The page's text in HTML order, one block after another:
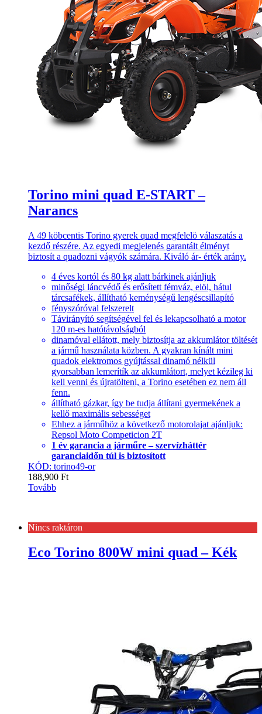
Torino mini quad E-START –
Narancs
A 49 köbcentis Torino gyerek quad megfelelö válaszatás a
kezdő részére. Az egyedi megjelenés garantált élményt
biztosít a quadozni vágyók számára. Kiváló ár- érték arány.
4 éves kortól és 80 kg alatt bárkinek ajánljuk
minőségi láncvédő és erősített fémváz, elöl, hátul
tárcsafékek, állítható keménységű lengéscsillapító
fényszóróval felszerelt
Távirányító segítségével fel és lekapcsolható a motor
120 m-es hatótávolságból
dinamóval ellátott, mely biztosítja az akkumlátor töltését
a jármű használata közben. A gyakran kínált mini
quadok elektromos gyújtással dinamó nélkül
gyorsabban lemerítík az akkumlátort, melyet kézileg ki
kell venni és újratölteni, a Torino esetében ez nem áll
fenn.
állítható gázkar, így be tudja állítani gyermekének a
kellő maximális sebességet
Ehhez a járműhöz a következő motorolajat ajánljuk:
Repsol Moto Competicion 2T
1 év garancia a járműre – szervízháttér
garanciaidőn túl is biztosított
KÓD: torino49-or
188,900 Ft
Tovább
Nincs raktáron
Eco Torino 800W mini quad – Kék